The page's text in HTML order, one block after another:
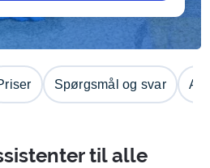
Spørgsmål og svar
til alle